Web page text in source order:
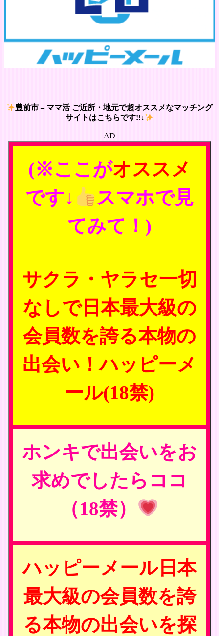
豊前市 – ママ活 ご近所・地元で超オススメなマッチング
サイトはこちらです!!↓
－AD－
(※ここがオススメ
です↓
スマホで見
てみて！)
サクラ・ヤラセ一切
なしで日本最大級の
会員数を誇る本物の
出会い！ハッピーメ
ール(18禁)
ホンキで出会いをお
求めでしたらココ
（18禁）
ハッピーメール日本
最大級の会員数を誇
る本物の出会いを探